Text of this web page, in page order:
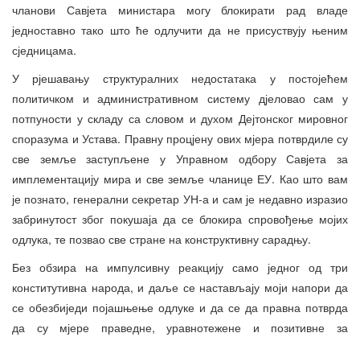
чланови Савјета министара могу блокирати рад владе
једноставно тако што ће одлучити да не присуствују њеним
сједницама.
У рјешавању структуралних недостатака у постојећем
политичком и административном систему дјеловао сам у
потпуности у складу са словом и духом Дејтонског мировног
споразума и Устава. Правну процјену ових мјера потврдиле су
све земље заступљене у Управном одбору Савјета за
имплементацију мира и све земље чланице ЕУ. Као што вам
је познато, генерални секретар УН-а и сам је недавно изразио
забринутост због покушаја да се блокира спровођење мојих
одлука, те позвао све стране на конструктивну сарадњу.
Без обзира на импулсивну реакцију само једног од три
конститутивна народа, и даље се настављају моји напори да
се обезбиједи појашњење одлуке и да се да правна потврда
да су мјере праведне, уравнотежене и позитивне за